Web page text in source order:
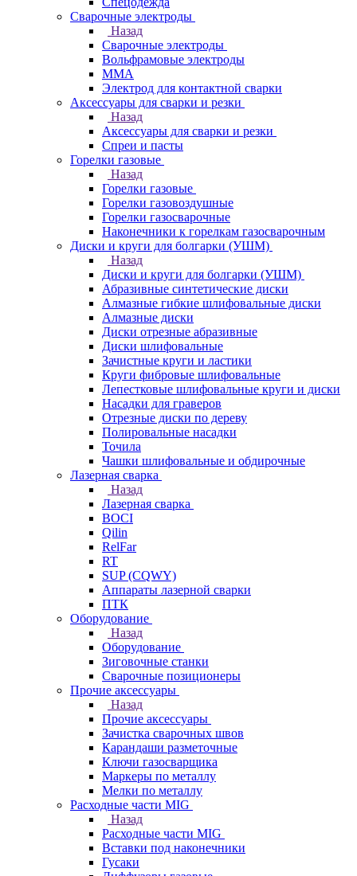
Сварочные электроды
Назад
Сварочные электроды
Вольфрамовые электроды
ММА
Электрод для контактной сварки
Аксессуары для сварки и резки
Назад
Аксессуары для сварки и резки
Спреи и пасты
Горелки газовые
Назад
Горелки газовые
Горелки газовоздушные
Горелки газосварочные
Наконечники к горелкам газосварочным
Диски и круги для болгарки (УШМ)
Назад
Диски и круги для болгарки (УШМ)
Абразивные синтетические диски
Алмазные гибкие шлифовальные диски
Алмазные диски
Диски отрезные абразивные
Диски шлифовальные
Зачистные круги и ластики
Круги фибровые шлифовальные
Лепестковые шлифовальные круги и диски
Насадки для граверов
Отрезные диски по дереву
Полировальные насадки
Точила
Чашки шлифовальные и обдирочные
Лазерная сварка
Назад
Лазерная сварка
BOCI
Qilin
RelFar
RT
SUP (CQWY)
Аппараты лазерной сварки
ПТК
Оборудование
Назад
Оборудование
Зиговочные станки
Сварочные позиционеры
Прочие аксессуары
Назад
Прочие аксессуары
Зачистка сварочных швов
Карандаши разметочные
Ключи газосварщика
Маркеры по металлу
Мелки по металлу
Расходные части MIG
Назад
Расходные части MIG
Вставки под наконечники
Гусаки